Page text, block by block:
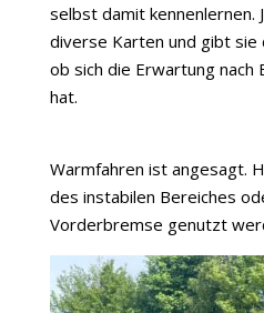
selbst damit kennenlernen.
diverse Karten und gibt sie
ob sich die Erwartung nach
hat.
Warmfahren ist angesagt.
des instabilen Bereiches
Vorderbremse genutzt